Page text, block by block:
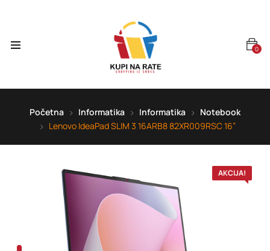
0
Početna Informatika Informatika
Notebook
Lenovo IdeaPad SLIM 3 16ARB8 82XR009RSC 16”
AKCIJA!